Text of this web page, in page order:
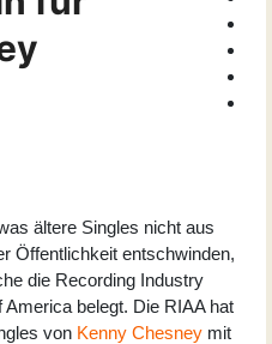
ältere Singles nicht aus
Öffentlichkeit entschwinden,
die Recording Industry
America belegt. Die RIAA hat
von Kenny Chesney mit